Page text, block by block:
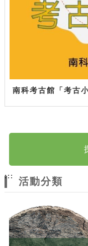
南科考古館「考古
:::
活動分類